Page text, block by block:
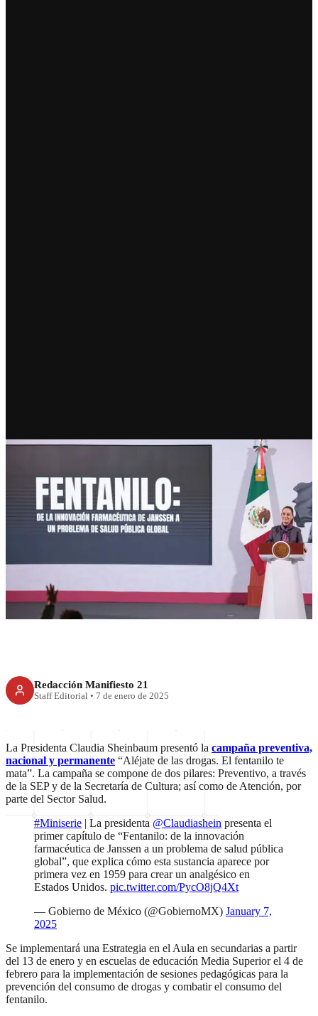
RECIENTE
El fentanilo mata: gobierno
lanza campaña nacional de
Redacción Manifiesto 21
Staff Editorial • 7 de enero de 2025
La Presidenta Claudia Sheinbaum presentó la campaña preventiva,
nacional y permanente “Aléjate de las drogas. El fentanilo te
mata”. La campaña se compone de dos pilares: Preventivo, a través
de la SEP y de la Secretaría de Cultura; así como de Atención, por
parte del Sector Salud.
#Miniserie | La presidenta @Claudiashein presenta el
primer capítulo de “Fentanilo: de la innovación
farmacéutica de Janssen a un problema de salud pública
global”, que explica cómo esta sustancia aparece por
primera vez en 1959 para crear un analgésico en
Estados Unidos. pic.twitter.com/PycO8jQ4Xt
— Gobierno de México (@GobiernoMX) January 7,
2025
Se implementará una Estrategia en el Aula en secundarias a partir
del 13 de enero y en escuelas de educación Media Superior el 4 de
febrero para la implementación de sesiones pedagógicas para la
prevención del consumo de drogas y combatir el consumo del
fentanilo.